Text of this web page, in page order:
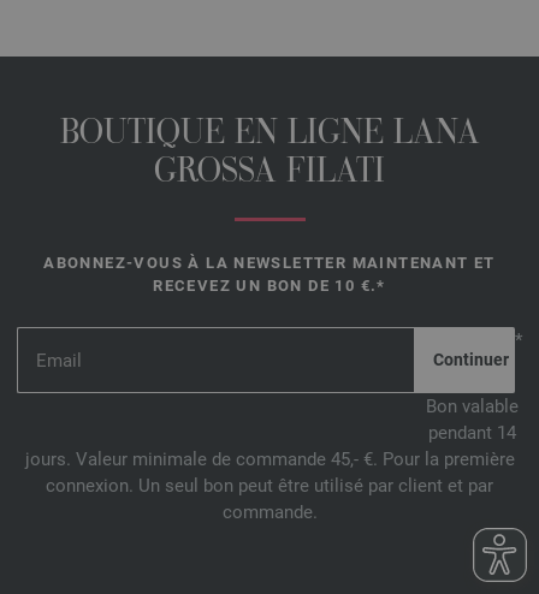
BOUTIQUE EN LIGNE LANA
GROSSA FILATI
ABONNEZ-VOUS À LA NEWSLETTER MAINTENANT ET
RECEVEZ UN BON DE 10 €.*
*
Bon valable
pendant 14
jours. Valeur minimale de commande 45,- €. Pour la première
connexion. Un seul bon peut être utilisé par client et par
commande.